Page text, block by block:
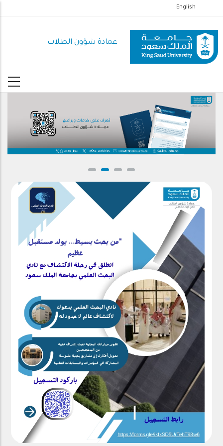
إلى
المحتوى
الرئيسي
English
عمادة شؤون الطلاب